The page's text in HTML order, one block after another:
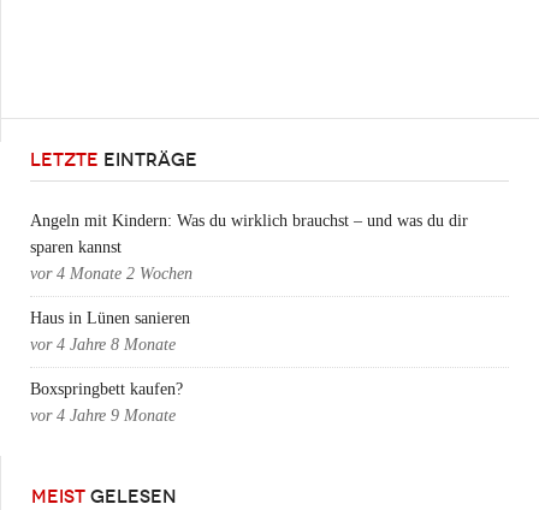
LETZTE EINTRÄGE
Angeln mit Kindern: Was du wirklich brauchst – und was du dir
sparen kannst
vor 4 Monate 2 Wochen
Haus in Lünen sanieren
vor 4 Jahre 8 Monate
Boxspringbett kaufen?
vor 4 Jahre 9 Monate
MEIST GELESEN